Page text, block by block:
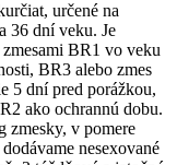
určené na
36 dní veku. Je
BR1 vo veku
BR3 alebo zmes
5 dní pred porážkou,
ako ochrannú dobu.
zmesky, v pomere
nesexované